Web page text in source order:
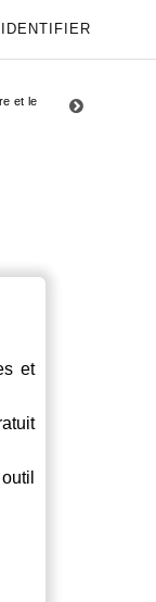
et le
et